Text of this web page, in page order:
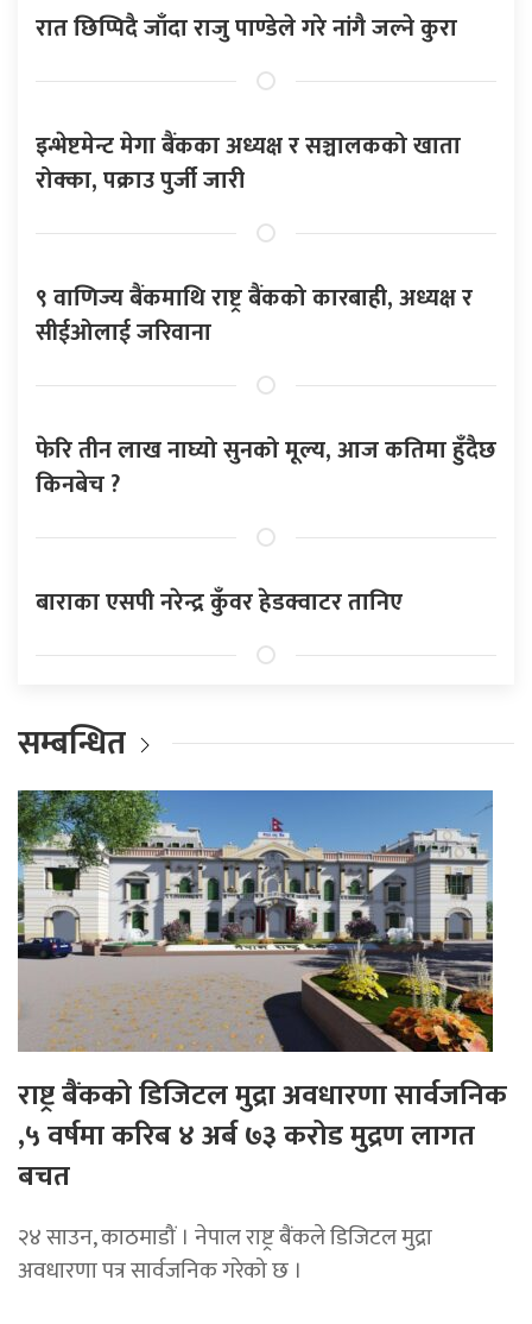
रात छिप्पिदै जाँदा राजु पाण्डेले गरे नांगै जल्ने कुरा
इन्भेष्टमेन्ट मेगा बैंकका अध्यक्ष र सञ्चालकको खाता
रोक्का, पक्राउ पुर्जी जारी
९ वाणिज्य बैंकमाथि राष्ट्र बैंकको कारबाही, अध्यक्ष र
सीईओलाई जरिवाना
फेरि तीन लाख नाघ्यो सुनको मूल्य, आज कतिमा हुँदैछ
किनबेच ?
बाराका एसपी नरेन्द्र कुँवर हेडक्वाटर तानिए
सम्बन्धित
राष्ट्र बैंकको डिजिटल मुद्रा अवधारणा सार्वजनिक
,५ वर्षमा करिब ४ अर्ब ७३ करोड मुद्रण लागत
बचत
२४ साउन, काठमाडौं । नेपाल राष्ट्र बैंकले डिजिटल मुद्रा
अवधारणा पत्र सार्वजनिक गरेको छ ।